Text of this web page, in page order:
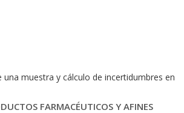
muestra y cálculo de incertidumbres en
FARMACÉUTICOS Y AFINES